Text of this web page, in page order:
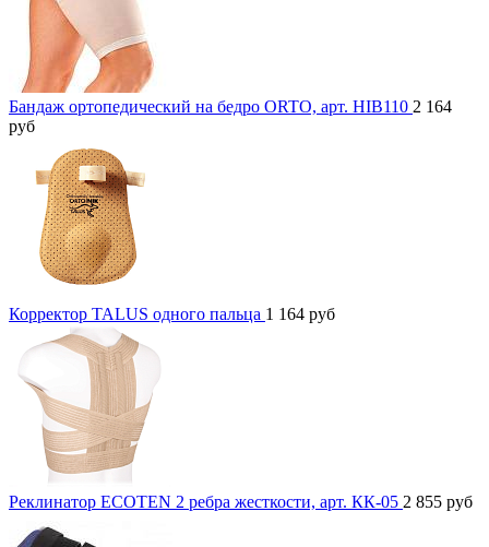
Бандаж ортопедический на бедро ORTO, арт. HIB110 2 164
руб
Корректор TALUS одного пальца 1 164 руб
Реклинатор ECOTEN 2 ребра жесткости, арт. КК-05 2 855 руб